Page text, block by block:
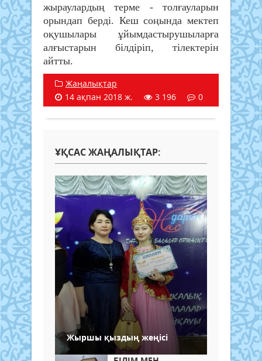
жыраулардың терме - толғауларын
орындап берді. Кеш соңында мектеп
оқушылары ұйымдастырушыларға
алғыстарын білдіріп, тілектерін
айтты.
Жаңалықтар
14 ақпан 2018 ж.
3 196 0
ҰҚСАС ЖАҢАЛЫҚТАР:
Жыршы қыздың жеңісі